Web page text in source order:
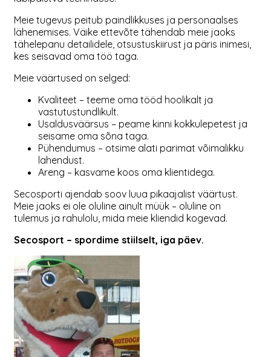
Meie tugevus peitub paindlikkuses ja personaalses
lähenemises. Väike ettevõte tähendab meie jaoks
tähelepanu detailidele, otsustuskiirust ja päris inimesi,
kes seisavad oma töö taga.
Meie väärtused on selged:
Kvaliteet – teeme oma tööd hoolikalt ja
vastutustundlikult.
Usaldusväärsus – peame kinni kokkulepetest ja
seisame oma sõna taga.
Pühendumus – otsime alati parimat võimalikku
lahendust.
Areng – kasvame koos oma klientidega.
Secosporti ajendab soov luua pikaajalist väärtust.
Meie jaoks ei ole oluline ainult müük – oluline on
tulemus ja rahulolu, mida meie kliendid kogevad.
Secosport – spordime stiilselt, iga päev.